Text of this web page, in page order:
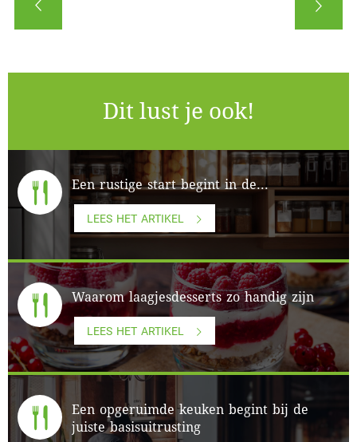
Dit lust je ook!
Een rustige start begint in de...
LEES HET ARTIKEL
Waarom laagjesdesserts zo handig zijn
LEES HET ARTIKEL
Een opgeruimde keuken begint bij de
juiste basisuitrusting